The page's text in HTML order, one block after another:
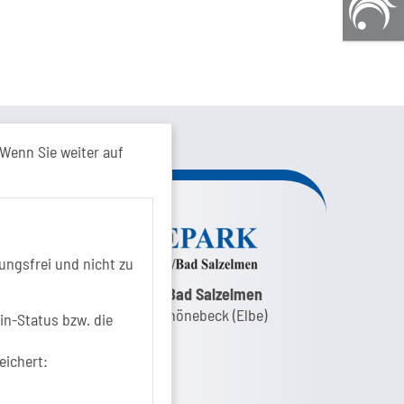
Sie weiter auf
und nicht zu
Status bzw. die
zur Google-Maps Navigation
SOLEPARK Schönebeck/Bad Salzelmen
Eigenbetrieb der Stadt Schönebeck (Elbe)
39218 Schönebeck (Elbe)